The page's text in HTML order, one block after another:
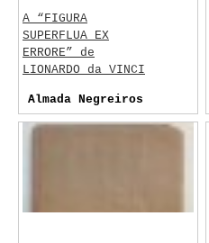
A “FIGURA
SUPERFLUA EX
ERRORE” de
LIONARDO da VINCI
Almada Negreiros